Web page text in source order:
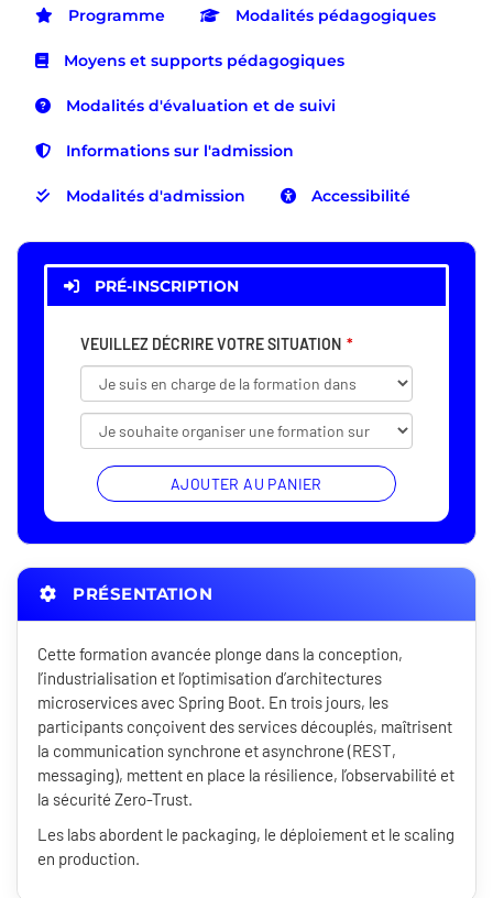
Programme Modalités pédagogiques
Moyens et supports pédagogiques
Modalités d'évaluation et de suivi
Informations sur l'admission
Modalités d'admission Accessibilité
PRÉ-INSCRIPTION
VEUILLEZ DÉCRIRE VOTRE SITUATION
AJOUTER AU PANIER
PRÉSENTATION
Cette formation avancée plonge dans la conception,
l’industrialisation et l’optimisation d’architectures
microservices avec Spring Boot. En trois jours, les
participants conçoivent des services découplés, maîtrisent
la communication synchrone et asynchrone (REST,
messaging), mettent en place la résilience, l’observabilité et
la sécurité Zero-Trust.
Les labs abordent le packaging, le déploiement et le scaling
en production.